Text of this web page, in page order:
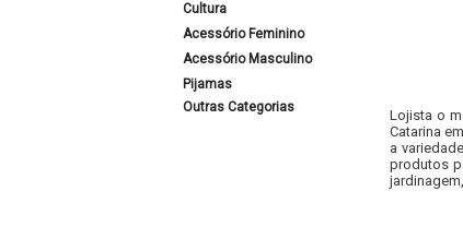
Cultura
Acessório Feminino
Acessório Masculino
Pijamas
Outras Categorias
Lojista o
Catarina
a
produtos